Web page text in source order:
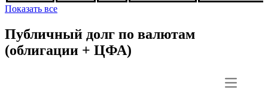
Показать все
Публичный долг по валютам
(облигации + ЦФА)